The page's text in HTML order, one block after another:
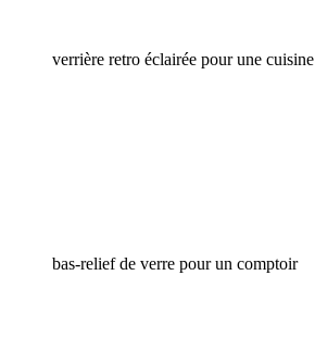
verrière retro éclairée pour une cuisine
bas-relief de verre pour un comptoir